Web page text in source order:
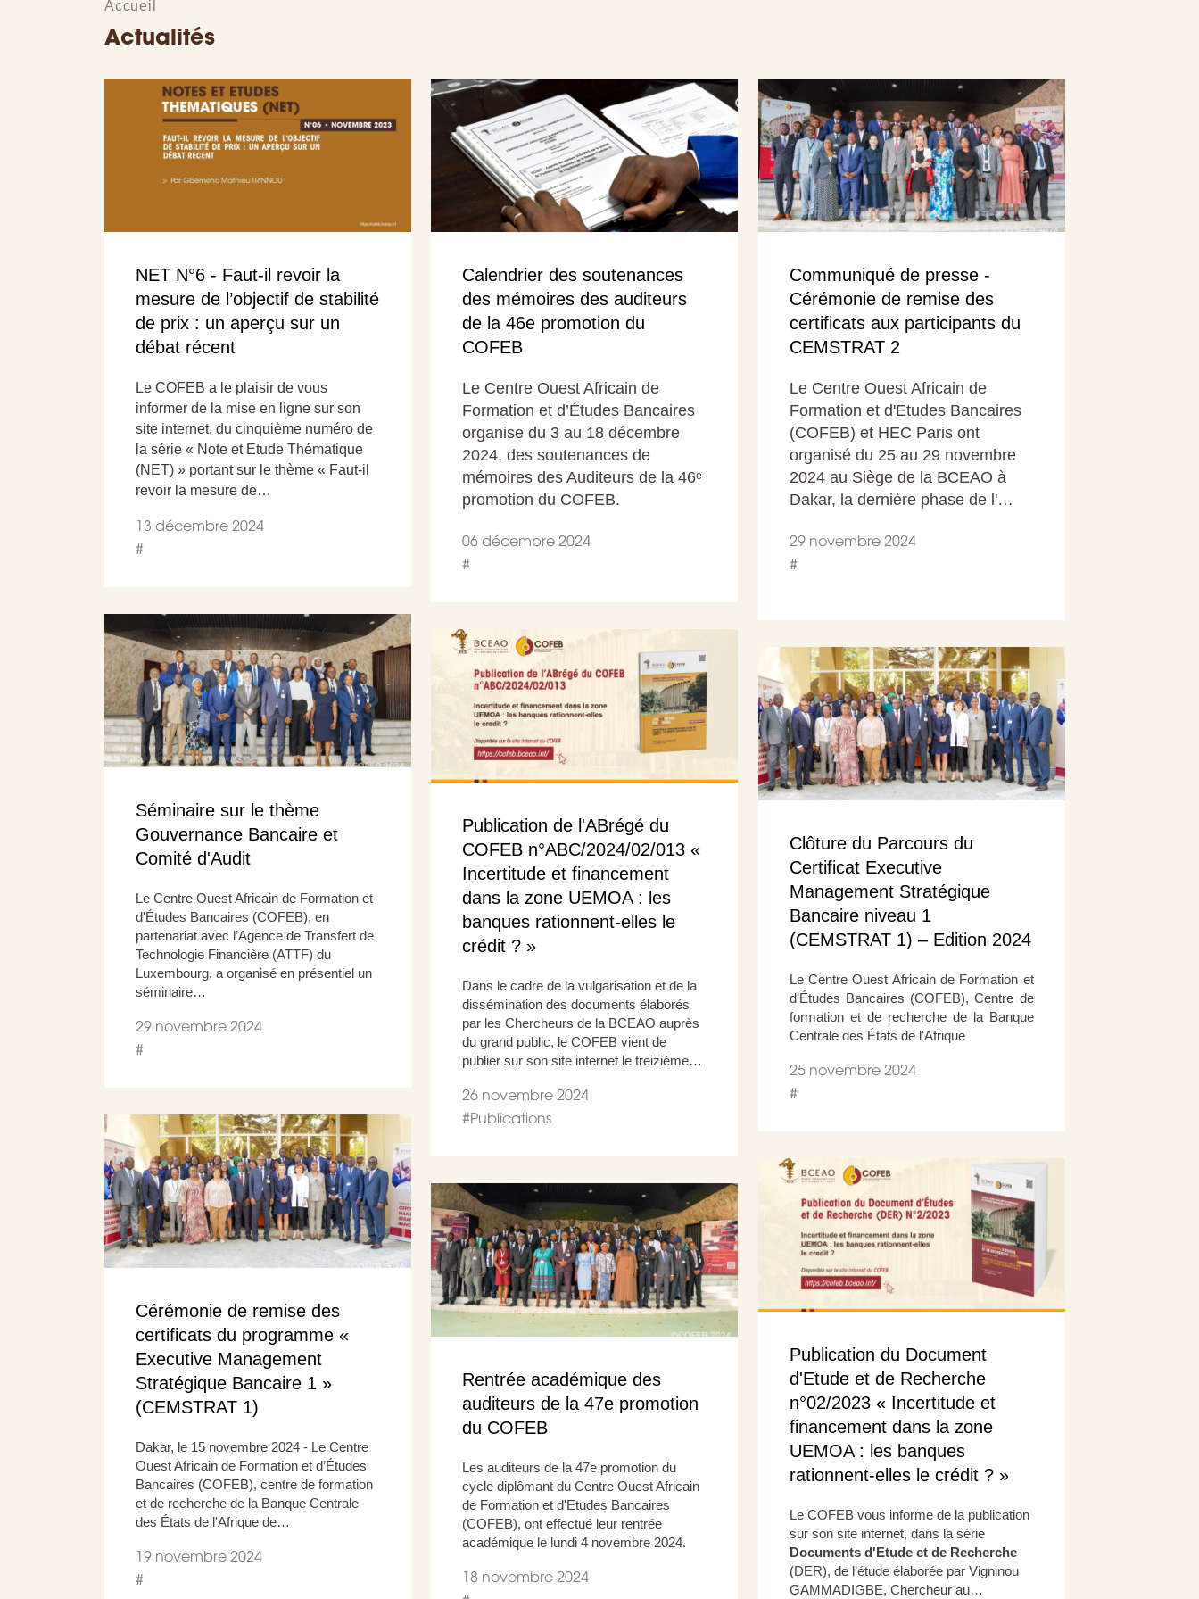
Accueil
Actualités
NET N°6 - Faut-il revoir la
mesure de l’objectif de stabilité
de prix : un aperçu sur un
débat récent
Le COFEB a le plaisir de vous
informer de la mise en ligne sur son
site internet, du cinquième numéro de
la série « Note et Etude Thématique
(NET) » portant sur le thème « Faut-il
revoir la mesure de…
13 décembre 2024
#
Calendrier des soutenances
des mémoires des auditeurs
de la 46e promotion du
COFEB
Le Centre Ouest Africain de
Formation et d’Études Bancaires
organise du 3 au 18 décembre
2024, des soutenances de
mémoires des Auditeurs de la 46ᵉ
promotion du COFEB.
06 décembre 2024
#
Communiqué de presse -
Cérémonie de remise des
certificats aux participants du
CEMSTRAT 2
Le Centre Ouest Africain de
Formation et d'Etudes Bancaires
(COFEB) et HEC Paris ont
organisé du 25 au 29 novembre
2024 au Siège de la BCEAO à
Dakar, la dernière phase de l'…
29 novembre 2024
#
Séminaire sur le thème
Gouvernance Bancaire et
Comité d'Audit
Le Centre Ouest Africain de Formation et
d'Études Bancaires (COFEB), en
partenariat avec l’Agence de Transfert de
Technologie Financière (ATTF) du
Luxembourg, a organisé en présentiel un
séminaire…
29 novembre 2024
#
Publication de l'ABrégé du
COFEB n°ABC/2024/02/013 «
Incertitude et financement
dans la zone UEMOA : les
banques rationnent-elles le
crédit ? »
Dans le cadre de la vulgarisation et de la
dissémination des documents élaborés
par les Chercheurs de la BCEAO auprès
du grand public, le COFEB vient de
publier sur son site internet le treizième…
26 novembre 2024
#Publications
Clôture du Parcours du
Certificat Executive
Management Stratégique
Bancaire niveau 1
(CEMSTRAT 1) – Edition 2024
Le Centre Ouest Africain de Formation et
d’Études Bancaires (COFEB), Centre de
formation et de recherche de la Banque
Centrale des États de l'Afrique
25 novembre 2024
#
Cérémonie de remise des
certificats du programme «
Executive Management
Stratégique Bancaire 1 »
(CEMSTRAT 1)
Dakar, le 15 novembre 2024 - Le Centre
Ouest Africain de Formation et d’Études
Bancaires (COFEB), centre de formation
et de recherche de la Banque Centrale
des États de l'Afrique de…
19 novembre 2024
#
Rentrée académique des
auditeurs de la 47e promotion
du COFEB
Les auditeurs de la 47e promotion du
cycle diplômant du Centre Ouest Africain
de Formation et d'Etudes Bancaires
(COFEB), ont effectué leur rentrée
académique le lundi 4 novembre 2024.
18 novembre 2024
Publication du Document
d'Etude et de Recherche
n°02/2023 « Incertitude et
financement dans la zone
UEMOA : les banques
rationnent-elles le crédit ? »
Le COFEB vous informe de la publication
sur son site internet, dans la série
Documents d'Etude et de Recherche
(DER), de l’étude élaborée par Vigninou
GAMMADIGBE, Chercheur au…